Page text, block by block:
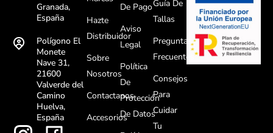
Granada,
España
Polígono El
Monete
Nave 31,
21600
Valverde del
Camino
Huelva,
España
Hazte
Distribuidor
Sobre
Nosotros
Contactanos
Accesorios
De Pago
Aviso
Legal
Política
De
Protección
De Datos
Guía De
Tallas
Preguntas
Frecuentes
Consejos
Para
Cuidar
Tu